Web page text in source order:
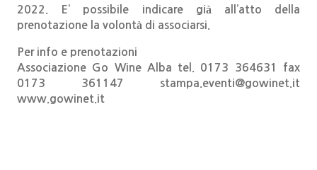
2022. E’ possibile indicare già all’atto della
prenotazione la volontà di associarsi.
Per info e prenotazioni
Associazione Go Wine Alba tel. 0173 364631 fax
0173 361147 stampa.eventi@gowinet.it
www.gowinet.it